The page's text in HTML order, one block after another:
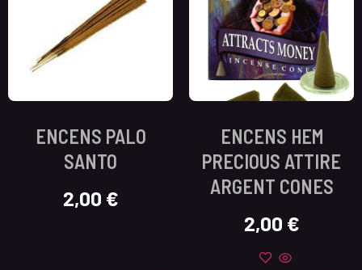
ENCENS PALO
SANTO
2,00 €
ENCENS HEM
PRECIOUS ATTIRE
ARGENT CONES
2,00 €